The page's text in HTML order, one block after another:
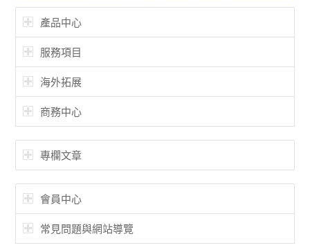
產品中心
服務項目
海外拓展
商務中心
專欄文章
會員中心
常見問題與網站導覽